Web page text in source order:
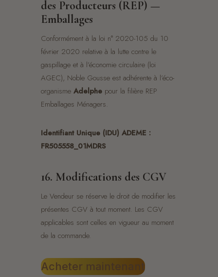
des Producteurs (REP) —
Emballages
Conformément à la loi n° 2020-105 du 10
février 2020 relative à la lutte contre le
gaspillage et à l’économie circulaire (loi
AGEC), Noble Gousse est adhérente à l’éco-
organisme Adelphe pour la filière REP
Emballages Ménagers.
Identifiant Unique (IDU) ADEME :
FR505558_01MDRS
16. Modifications des CGV
Le Vendeur se réserve le droit de modifier les
présentes CGV à tout moment. Les CGV
applicables sont celles en vigueur au moment
de la commande.
Acheter maintenant